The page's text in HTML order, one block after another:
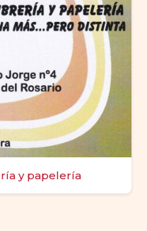
y papelería